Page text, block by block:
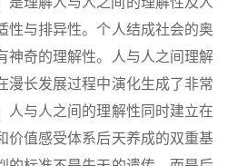
性与排异性。个人结成社会的奥
神奇的理解性。人与人之间理解
漫长发展过程中演化生成了非常
人与人之间的理解性同时建立在
价值感受体系后天养成的双重基